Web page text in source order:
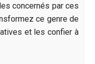
concernés par ces
ce genre de
et les confier à